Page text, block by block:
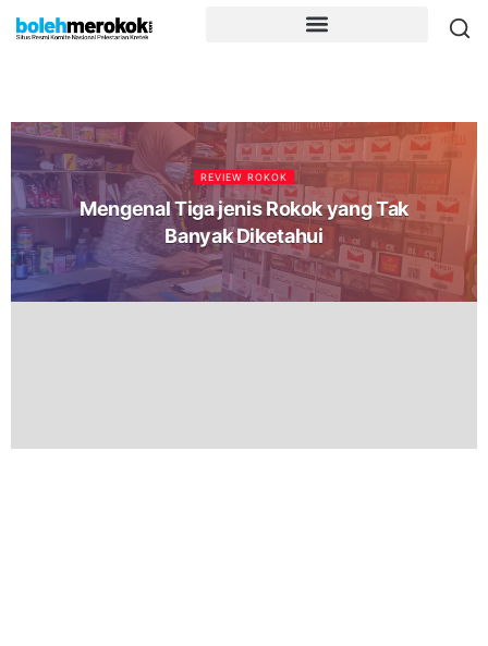
REVIEW ROKOK
Mengenal Tiga jenis Rokok yang Tak
Banyak Diketahui